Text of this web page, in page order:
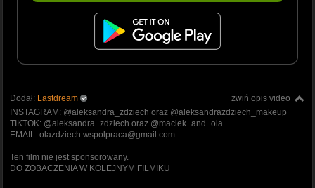
zwiń opis video
Dodał: Lastdream
INSTAGRAM: @aleksandra_zdziech oraz @aleksandrazdziech_makeup
TIKTOK: @aleksandra_zdziech oraz @maciek_and_ola
EMAIL: olazdziech.wspolpraca@gmail.com
Ten film nie jest sponsorowany.
DO ZOBACZENIA W KOLEJNYM FILMIKU